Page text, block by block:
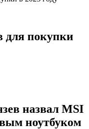
для покупки
назвал MSI
ноутбуком